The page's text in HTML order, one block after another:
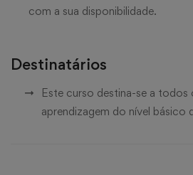
com a sua disponibilidade.
Destinatários
Este curso destina-se a todos
aprendizagem do nível básico